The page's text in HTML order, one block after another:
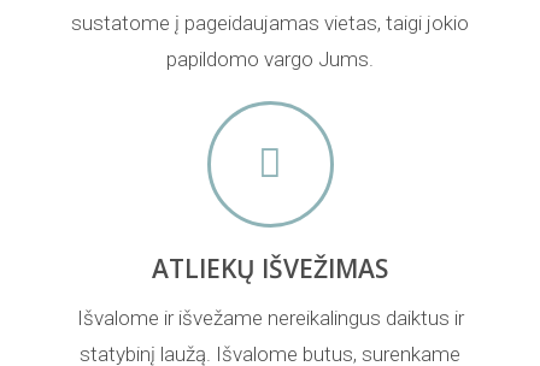
sustatome į pageidaujamas vietas, taigi jokio
papildomo vargo Jums.
ATLIEKŲ IŠVEŽIMAS
Išvalome ir išvežame nereikalingus daiktus ir
statybinį laužą. Išvalome butus, surenkame